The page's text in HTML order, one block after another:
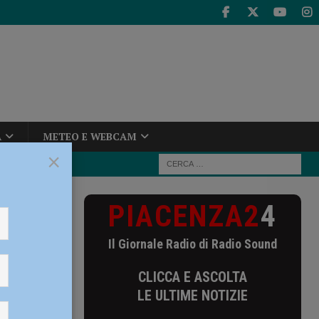
METEO E WEBCAM
PIACENZA24
Il Giornale Radio di Radio Sound
CLICCA E ASCOLTA
LE ULTIME NOTIZIE
×